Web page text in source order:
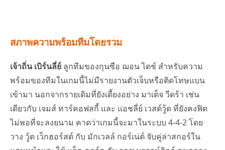
สภาพความพร้อมทีมโดยรวม
เจ้าถิ่น เบิร์นลี่ย์ ลูกทีมของกุนซือ ฌอน ไดช์ สำหรับความ
พร้อมของทีมในเกมนี้ไม่มีรายงานตัวเจ็บหรือติดโทษแบน
เข้ามา นอกจากรายเดิมที่ยังเดี้ยงอย่าง มาเต็จ วีดร้า เช่น
เดียวกับ เจมส์ ทาร์คอฟสกี้ และ แอชลี่ย์ เวสต์วู้ด ที่ยังคงฟิต
ไม่พอที่จะลงยนาม คาดว่าเกมนี้จะมาในระบบ 4-4-2 โดย
วาง วู้ต เว็กฮอร์สต์ กับ มักเวลล์ กอร์เน่ต์ จับคู่ล่าสกอร์ใน